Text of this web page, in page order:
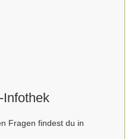
Infothek
Fragen findest du in